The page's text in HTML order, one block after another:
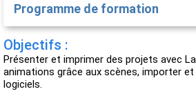
Programme de formation
Objectifs :
Présenter et imprimer des projets avec
animations grâce aux scènes, importer
logiciels.